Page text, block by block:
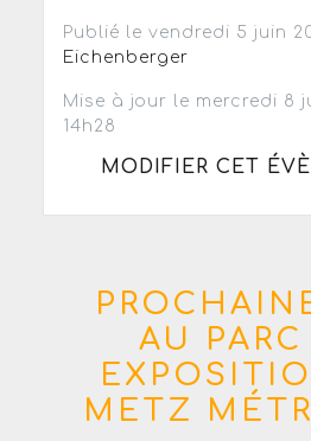
Publié le vendredi 5 juin
Eichenberger
Mise à jour le mercredi 8
14h28
MODIFIER CET
AU PARC
METZ